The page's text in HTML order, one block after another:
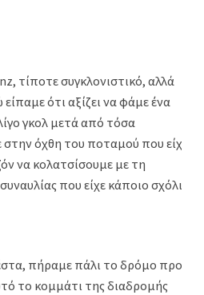
τίποτε συγκλονιστικό, αλλά
ότι αξίζει να φάμε ένα
γκολ μετά από τόσα
όχθη του ποταμού που είχε
να κολατσίσουμε με τη
που είχε κάποιο σχόλιο
πήραμε πάλι το δρόμο προς
το κομμάτι της διαδρομής